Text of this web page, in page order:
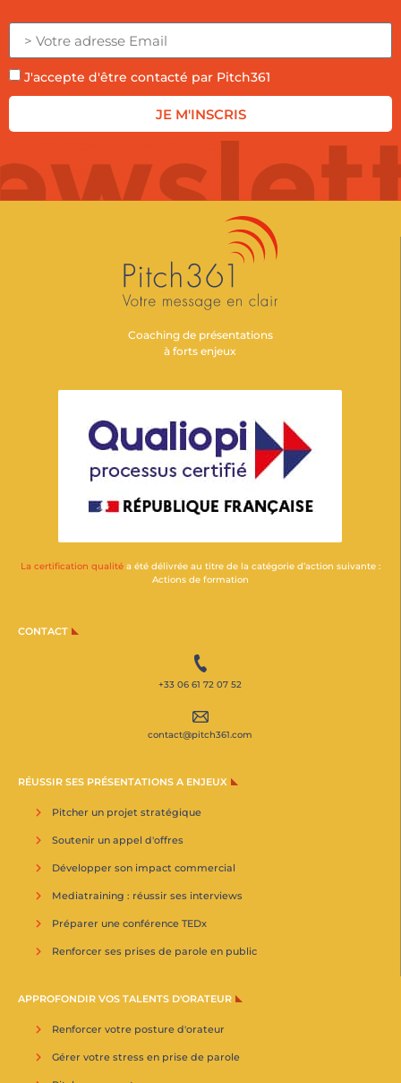
J'accepte d'être contacté par Pitch361
JE M'INSCRIS
Coaching de présentations
à forts enjeux
La certification qualitéa été délivrée au titre de la catégorie d’action suivante :
Actions de formation
CONTACT
+33 06 61 72 07 52
contact@pitch361.com
RÉUSSIR SES PRÉSENTATIONS A ENJEUX
Pitcher un projet stratégique
Soutenir un appel d'offres
Développer son impact commercial
Mediatraining : réussir ses interviews
Préparer une conférence TEDx
Renforcer ses prises de parole en public
APPROFONDIR VOS TALENTS D'ORATEUR
Renforcer votre posture d'orateur
Gérer votre stress en prise de parole